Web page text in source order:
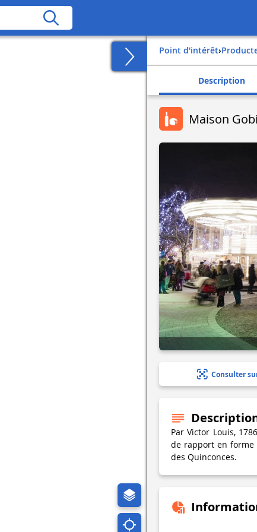
Point d'intérêt›
Description
Maison
Consulter
Par Victor Louis,
de rapport en forme
des Quinconces.